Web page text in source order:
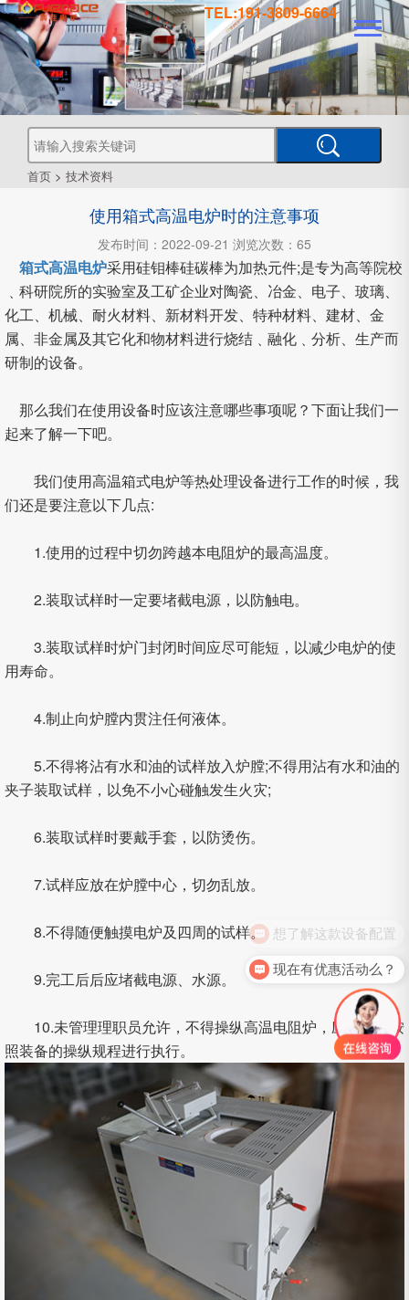
TEL:191-3809-6664
首页 > 技术资料
使用箱式高温电炉时的注意事项
发布时间：2022-09-21 浏览次数：65
箱式高温电炉采用硅钼棒硅碳棒为加热元件;是专为高等院校
﹑科研院所的实验室及工矿企业对陶瓷、冶金、电子、玻璃、
化工、机械、耐火材料、新材料开发、特种材料、建材、金
属、非金属及其它化和物材料进行烧结﹑融化﹑分析、生产而
研制的设备。
那么我们在使用设备时应该注意哪些事项呢？下面让我们一
起来了解一下吧。
我们使用高温箱式电炉等热处理设备进行工作的时候，我
们还是要注意以下几点:
1.使用的过程中切勿跨越本电阻炉的最高温度。
2.装取试样时一定要堵截电源，以防触电。
3.装取试样时炉门封闭时间应尽可能短，以减少电炉的使
用寿命。
4.制止向炉膛内贯注任何液体。
5.不得将沾有水和油的试样放入炉膛;不得用沾有水和油的
夹子装取试样，以免不小心碰触发生火灾;
6.装取试样时要戴手套，以防烫伤。
7.试样应放在炉膛中心，切勿乱放。
8.不得随便触摸电炉及四周的试样。
9.完工后后应堵截电源、水源。
10.未管理理职员允许，不得操纵高温电阻炉，应该严格按
照装备的操纵规程进行执行。
真
空管
炉
CVD
PECVD
真
空
钎
焊
炉
真
空
烧
结
空
热
处
空
炉
想了解这款设备配置
现在有优惠活动么？